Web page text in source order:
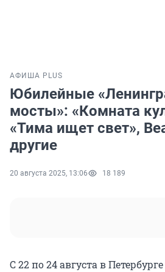
АФИША PLUS
Юбилейные
мосты»: «Комната
«Тима ищет свет»,
другие
20 августа 2025, 13:06 18 189
С 22 по 24 августа в